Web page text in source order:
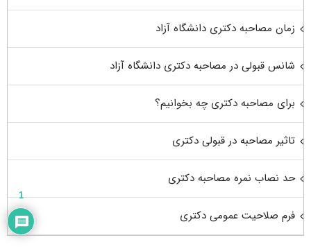
زمان مصاحبه دکتری دانشگاه آزاد
شانس قبولی در مصاحبه دکتری دانشگاه آزاد
برای مصاحبه دکتری چه بخوانیم؟
تاثیر مصاحبه در قبولی دکتری
حد نصاب نمره مصاحبه دکتری
فرم صلاحیت عمومی دکتری
1